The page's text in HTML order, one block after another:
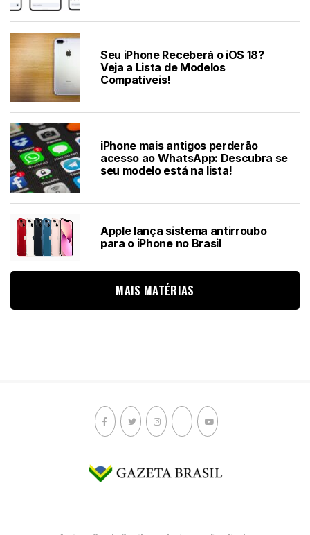
Seu iPhone Receberá o iOS 18?
Veja a Lista de Modelos
Compatíveis!
iPhone mais antigos perderão
acesso ao WhatsApp: Descubra se
seu modelo está na lista!
Apple lança sistema antirroubo
para o iPhone no Brasil
MAIS MATÉRIAS